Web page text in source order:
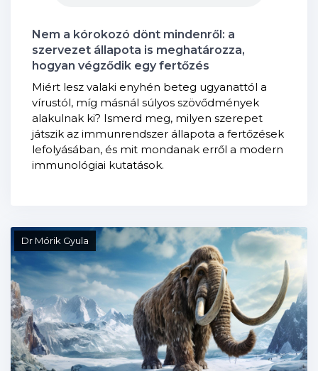
Nem a kórokozó dönt mindenről: a
szervezet állapota is meghatározza,
hogyan végződik egy fertőzés
Miért lesz valaki enyhén beteg ugyanattól a
vírustól, míg másnál súlyos szövődmények
alakulnak ki? Ismerd meg, milyen szerepet
játszik az immunrendszer állapota a fertőzések
lefolyásában, és mit mondanak erről a modern
immunológiai kutatások.
Dr Mórik Gyula